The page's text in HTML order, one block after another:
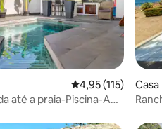
5, 162 avaliações
4,95 de uma
4,95 (115)
até a praia-Piscina-AC-
Casa